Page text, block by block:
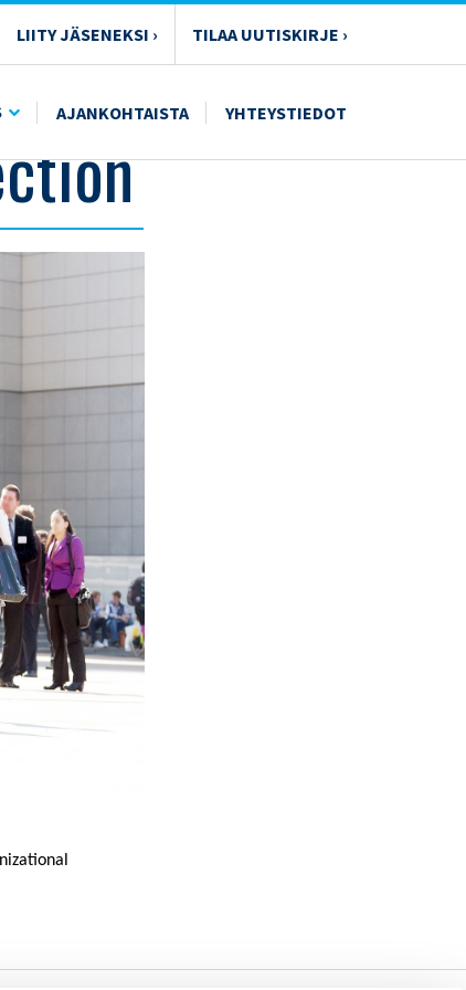
LIITY JÄSENEKSI › TILAA UUTISKIRJE ›
AJANKOHTAISTA YHTEYSTIEDOT